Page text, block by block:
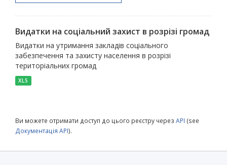
Видатки на соціальний захист в розрізі громад
Видатки на утримання закладів соціального
забезпечення та захисту населення в розрізі
територіальних громад
XLS
Ви можете отримати доступ до цього реєстру через API (see
Документація API).